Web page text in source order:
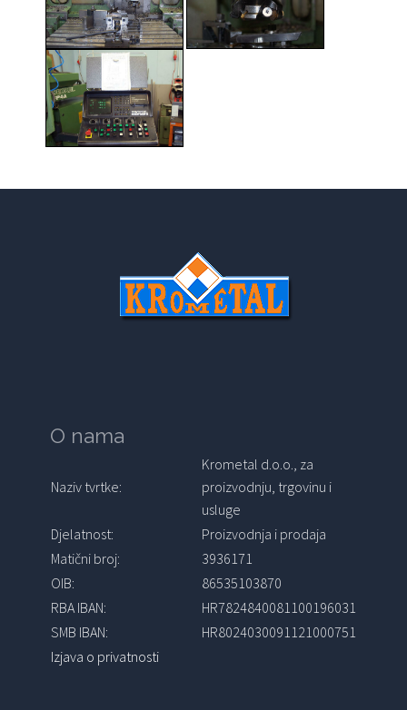
O nama
Naziv tvrtke:
Krometal d.o.o., za
proizvodnju, trgovinu i
usluge
Djelatnost:
Proizvodnja i prodaja
Matični broj:
3936171
OIB:
86535103870
RBA IBAN:
HR7824840081100196031
SMB IBAN:
HR8024030091121000751
Izjava o privatnosti